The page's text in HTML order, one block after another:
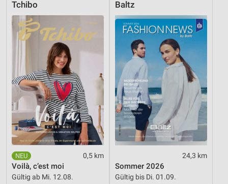
Tchibo
0,5 km
Voilà, c’est moi
Gültig ab Mi. 12.08.
Baltz
24,3 km
Sommer 2026
Gültig bis Di. 01.09.
Geräte anhand von aktiv angeforderten
Nicht-IAB-Verarbeitungszwecke:
Notwendig
Performance
Funktional
Werbung